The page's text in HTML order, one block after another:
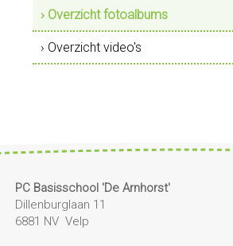
› Overzicht fotoalbums
› Overzicht video's
PC Basisschool 'De Arnhorst'
Dillenburglaan 11
6881 NV Velp